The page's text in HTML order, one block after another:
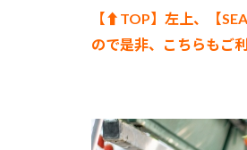
り
の
ご
つ
い
【⬆︎TOP】左上、【
ので是非、こちらもご